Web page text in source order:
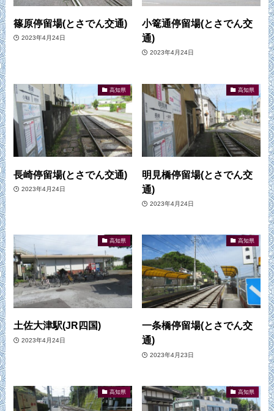
篠原停留場(とさでん交通)
2023年4月24日
小篭通停留場(とさでん交
通)
2023年4月24日
高知県
長崎停留場(とさでん交通)
2023年4月24日
高知県
明見橋停留場(とさでん交
通)
2023年4月24日
高知県
土佐大津駅(JR四国)
2023年4月24日
高知県
一条橋停留場(とさでん交
通)
2023年4月23日
高知県 高知県